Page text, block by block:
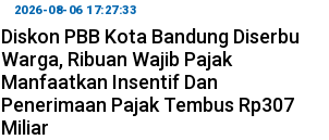
2026-08-06 17:27:33
Diskon PBB Kota Bandung Diserbu
Warga, Ribuan Wajib Pajak
Manfaatkan Insentif Dan
Penerimaan Pajak Tembus Rp307
Miliar